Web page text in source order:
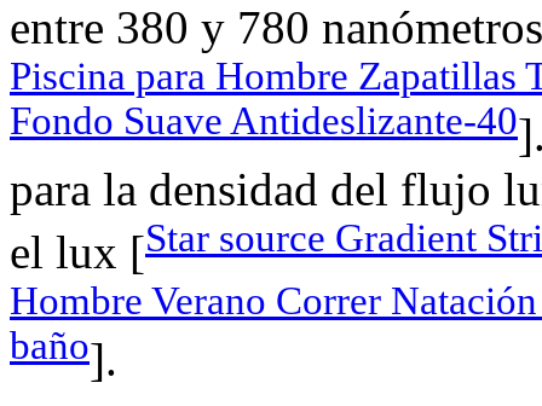
entre 380 y 780
Piscina para Hombre Zapatillas
Fondo Suave Antideslizante-40
para la densidad del flujo
el lux [Star source Gradient
Hombre Verano Correr
baño].